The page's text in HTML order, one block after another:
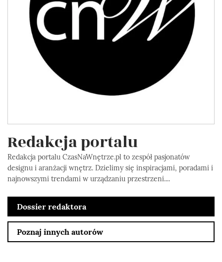
Redakcja portalu
Redakcja portalu CzasNaWnętrze.pl to zespół pasjonatów
designu i aranżacji wnętrz. Dzielimy się inspiracjami, poradami i
najnowszymi trendami w urządzaniu przestrzeni....
Dossier redaktora
Poznaj innych autorów